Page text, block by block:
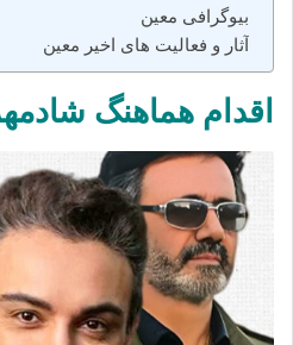
بیوگرافی معین
آثار و فعالیت‌ های اخیر معین
اقدام هماهنگ